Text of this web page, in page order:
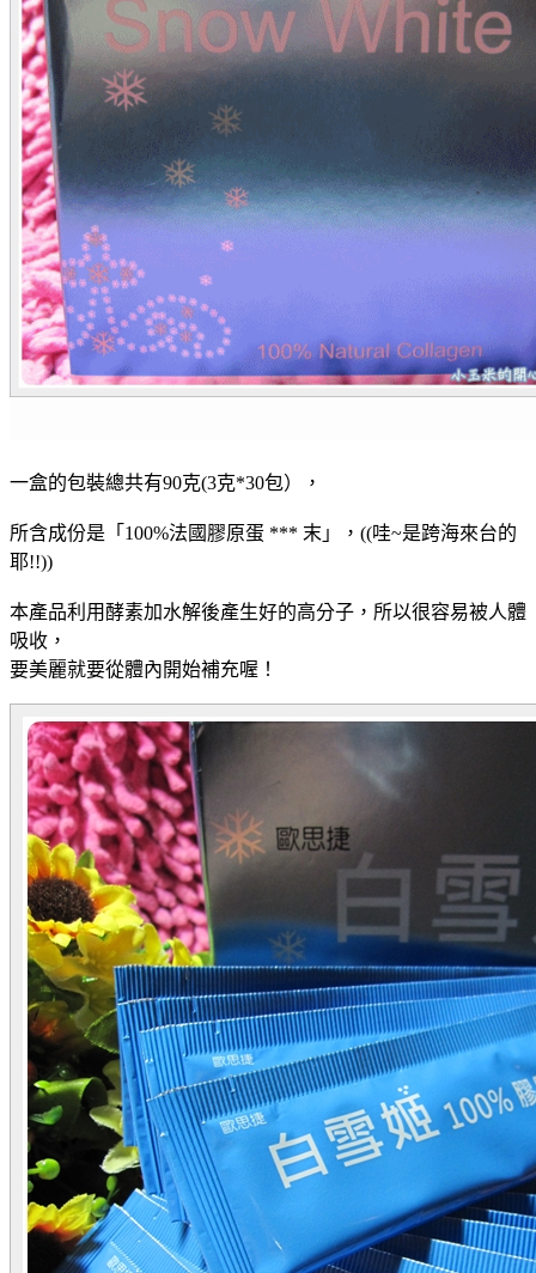
一盒的包裝總共有90克(3克*30包），
所含成份是「100%法國膠原蛋 *** 末」，((哇~是跨海來台的
耶!!))
本產品利用酵素加水解後產生好的高分子，所以很容易被人體
吸收，
要美麗就要從體內開始補充喔！